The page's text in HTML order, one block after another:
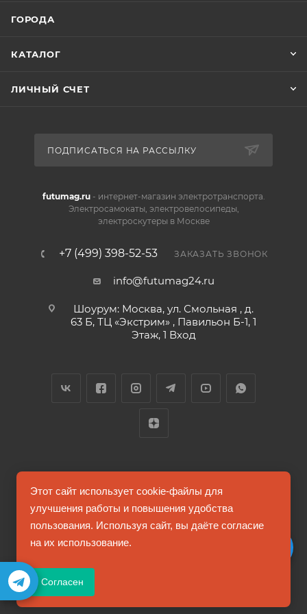
ГОРОДА
КАТАЛОГ
ЛИЧНЫЙ СЧЕТ
ПОДПИСАТЬСЯ НА РАССЫЛКУ
futumag.ru- интернет-магазин электротранспорта.
Электросамокаты, электровелосипеды,
электроскутеры в Москве
+7 (499) 398-52-53 ЗАКАЗАТЬ ЗВОНОК
info@futumag24.ru
Шоурум: Москва, ул. Смольная , д.
63 Б, ТЦ «Экстрим» , Павильон Б-1, 1
Этаж, 1 Вход
2026 © FUTUMAG.RU
Информация на сайте не является публичной офертой
Этот сайт использует cookie-файлы для
улучшения работы и повышения удобства
пользования. Используя сайт, вы даёте согласие
на их использование.
Согласен